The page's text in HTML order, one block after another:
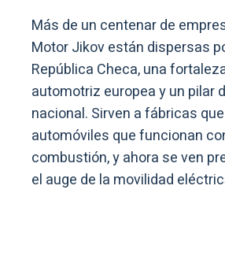
Más de un centenar de
Motor Jikov están dispersas
República Checa, una
automotriz europea y un pilar
nacional. Sirven a fábricas
automóviles que funcionan
combustión, y ahora se ven
el auge de la movilidad